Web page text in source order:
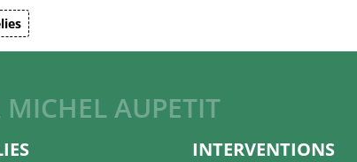
MICHEL AUPETIT
INTERVENTIONS